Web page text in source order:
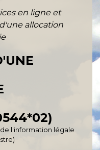
en ligne et
allocation
l'information légale